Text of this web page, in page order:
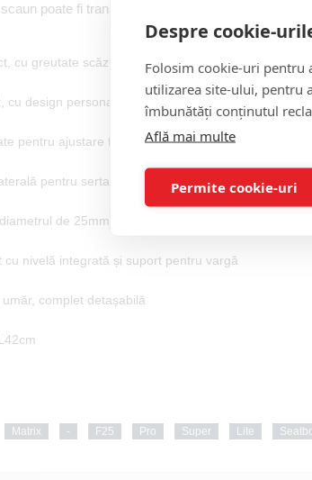
poate fi transportat cu ușurință chiar și între
cu greutate scăzută și cadrul în forma literei H,
cu design personalizat, din aluminiu extrudat
pentru ajustare facilă
pentru sertare cu inserții
de 25mm și finisaje negre, ce pot fi ajustate
cu nivelă integrată și suport pentru vargă
complet detașabilă
Matrix - F25 Pro Super Lite
Despre cookie-
Folosim cookie-uri pentru
utilizarea site-ului, pentru
îmbunătăți conținutul
Află mai multe
Permite cookie-uri